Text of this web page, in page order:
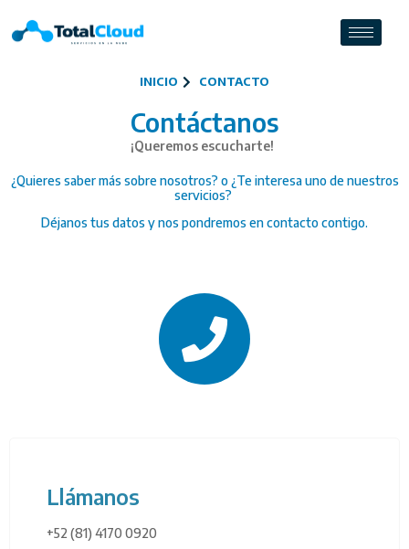
INICIO CONTACTO
Contáctanos
¡Queremos escucharte!
¿Quieres saber más sobre nosotros? o ¿Te interesa uno de nuestros
servicios?
Déjanos tus datos y nos pondremos en contacto contigo.
Llámanos
+52 (81) 4170 0920